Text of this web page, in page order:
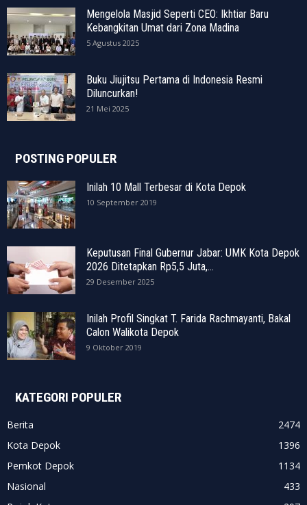
Mengelola Masjid Seperti CEO: Ikhtiar Baru
Kebangkitan Umat dari Zona Madina
5 Agustus 2025
Buku Jiujitsu Pertama di Indonesia Resmi
Diluncurkan!
21 Mei 2025
POSTING POPULER
Inilah 10 Mall Terbesar di Kota Depok
10 September 2019
Keputusan Final Gubernur Jabar: UMK Kota Depok
2026 Ditetapkan Rp5,5 Juta,...
29 Desember 2025
Inilah Profil Singkat T. Farida Rachmayanti, Bakal
Calon Walikota Depok
9 Oktober 2019
KATEGORI POPULER
Berita
2474
Kota Depok
1396
Pemkot Depok
1134
Nasional
433